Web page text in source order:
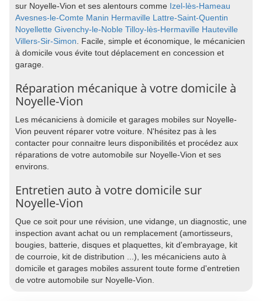
sur Noyelle-Vion et ses alentours comme Izel-lès-Hameau
Avesnes-le-Comte Manin Hermaville Lattre-Saint-Quentin
Noyellette Givenchy-le-Noble Tilloy-lès-Hermaville Hauteville
Villers-Sir-Simon. Facile, simple et économique, le mécanicien
à domicile vous évite tout déplacement en concession et
garage.
Réparation mécanique à votre domicile à
Noyelle-Vion
Les mécaniciens à domicile et garages mobiles sur Noyelle-
Vion peuvent réparer votre voiture. N'hésitez pas à les
contacter pour connaitre leurs disponibilités et procédez aux
réparations de votre automobile sur Noyelle-Vion et ses
environs.
Entretien auto à votre domicile sur
Noyelle-Vion
Que ce soit pour une révision, une vidange, un diagnostic, une
inspection avant achat ou un remplacement (amortisseurs,
bougies, batterie, disques et plaquettes, kit d'embrayage, kit
de courroie, kit de distribution ...), les mécaniciens auto à
domicile et garages mobiles assurent toute forme d'entretien
de votre automobile sur Noyelle-Vion.